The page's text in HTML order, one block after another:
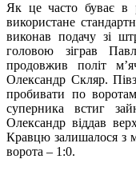
Як це часто буває в
використане
виконав подачу зі
головою зіграв
продовжив політ
Олександр Скляр.
пробивати по
суперника встиг
Олександр віддав
Кравцю залишалося з
ворота – 1:0.